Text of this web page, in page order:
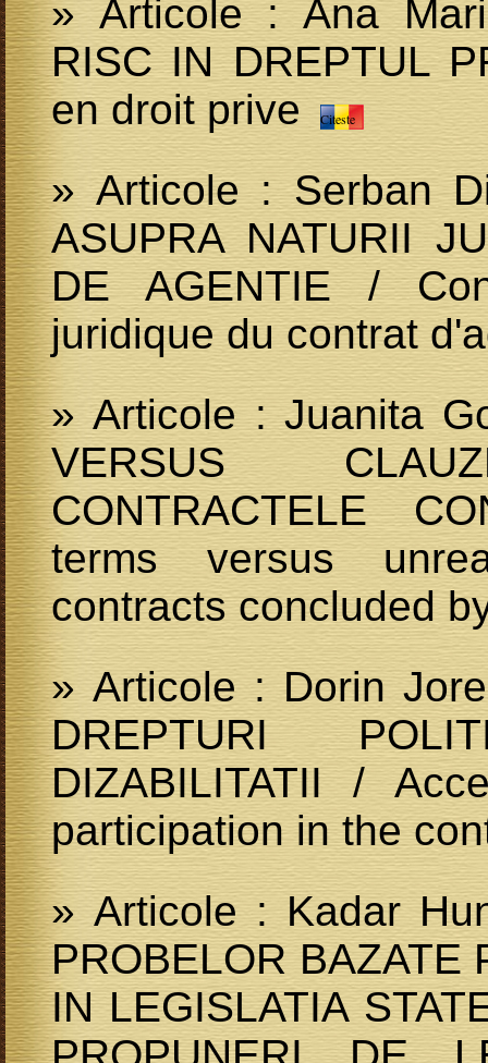
» Articole : Ana
RISC IN DREPTUL
en droit prive
Citeste
» Articole : Serban
ASUPRA NATURII
DE AGENTIE /
juridique du contrat
» Articole : Juanita
VERSUS
CONTRACTELE
terms versus
contracts concluded
» Articole : Dorin
DREPTURI
DIZABILITATII /
participation in the
» Articole : Kadar
PROBELOR BAZATE
IN LEGISLATIA